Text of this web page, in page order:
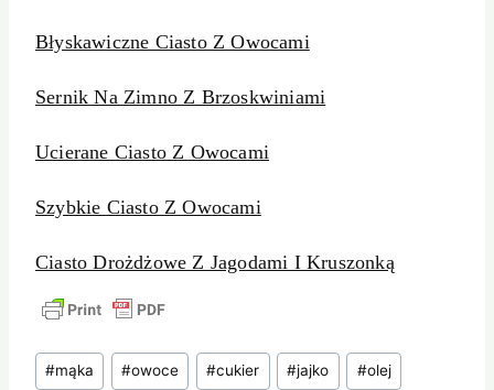
Błyskawiczne Ciasto Z Owocami
Sernik Na Zimno Z Brzoskwiniami
Ucierane Ciasto Z Owocami
Szybkie Ciasto Z Owocami
Ciasto Drożdżowe Z Jagodami I Kruszonką
Tagi
#mąka #owoce #cukier #jajko #olej